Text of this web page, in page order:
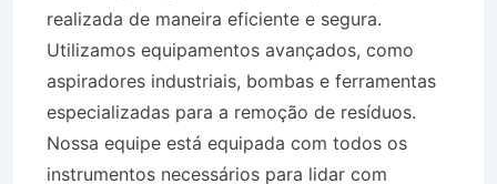
realizada de maneira eficiente e segura.
Utilizamos equipamentos avançados, como
aspiradores industriais, bombas e ferramentas
especializadas para a remoção de resíduos.
Nossa equipe está equipada com todos os
instrumentos necessários para lidar com